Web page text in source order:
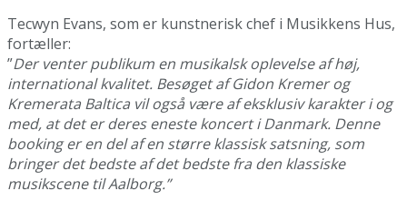
Tecwyn Evans, som er kunstnerisk chef i Musikkens Hus,
fortæller:
”Der venter publikum en musikalsk oplevelse af høj,
international kvalitet. Besøget af Gidon Kremer og
Kremerata Baltica vil også være af eksklusiv karakter i og
med, at det er deres eneste koncert i Danmark. Denne
booking er en del af en større klassisk satsning, som
bringer det bedste af det bedste fra den klassiske
musikscene til Aalborg.”